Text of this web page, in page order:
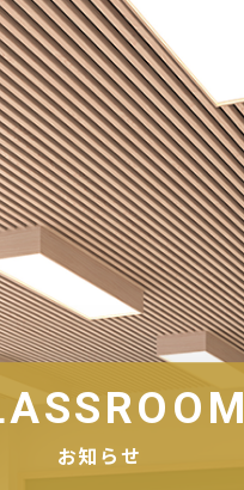
お知らせ